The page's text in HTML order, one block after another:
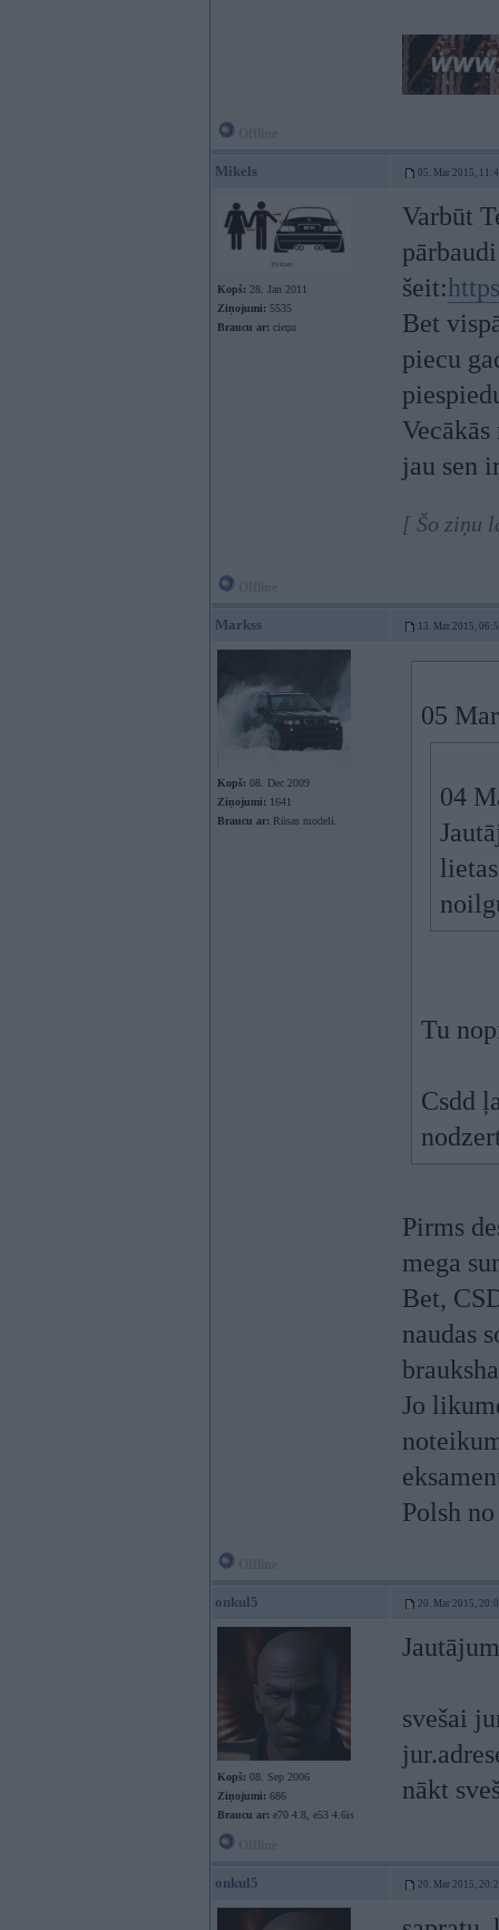
Mikels 05. Mar 2015,
Kopš: 28. Jan 2011
Ziņojumi: 5535
Braucu ar: cieņu
Varbūt
pārbaudi
šeit:
Bet
piecu
jau sen
[ Šo ziņu
Markss 13. Mar 2015,
Kopš: 08. Dec 2009
Ziņojumi: 1641
Braucu ar: Rūsas modeli.
05
04
Tu
Csdd
Pirms
mega
Bet,
naudas
Jo
Polsh
onkul5 20. Mar 2015,
Kopš: 08. Sep 2006
Ziņojumi: 686
Braucu ar: e70 4.8, e53 4.6is
svešai
nākt
onkul5 20. Mar 2015,